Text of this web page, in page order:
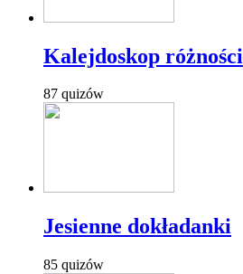
Kalejdoskop różności
87 quizów
Jesienne dokładanki
85 quizów